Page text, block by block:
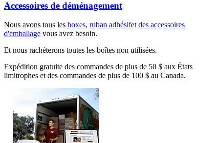
Accessoires de déménagement
Nous avons tous les boxes, ruban adhésifet des accessoires
d'emballage vous avez besoin.
Et nous rachèterons toutes les boîtes non utilisées.
Expédition gratuite des commandes de plus de 50 $ aux États
limitrophes et des commandes de plus de 100 $ au Canada.